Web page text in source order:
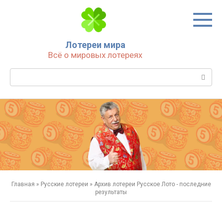
Лотереи мира
Всё о мировых лотереях
Поиск:
Главная » Русские лотереи » Архив лотереи Русское Лото - последние
результаты